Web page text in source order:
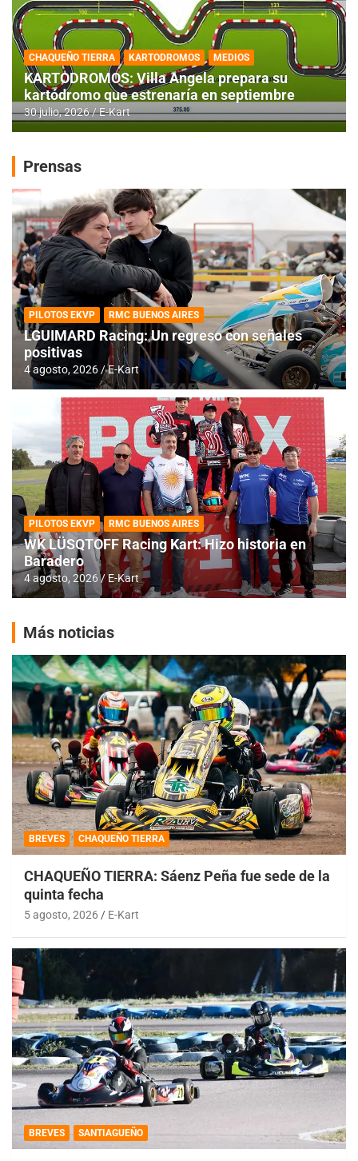
CHAQUEÑO TIERRA KARTODROMOS MEDIOS
KARTODROMOS: Villa Angela prepara su
kartódromo que estrenaría en septiembre
30 julio, 2026 E-Kart
Prensas
PILOTOS EKVP RMC BUENOS AIRES
LGUIMARD Racing: Un regreso con señales
positivas
4 agosto, 2026 E-Kart
PILOTOS EKVP RMC BUENOS AIRES
WK LÜSQTOFF Racing Kart: Hizo historia en
Baradero
4 agosto, 2026 E-Kart
Más noticias
BREVES CHAQUEÑO TIERRA
CHAQUEÑO TIERRA: Sáenz Peña fue sede de la
quinta fecha
5 agosto, 2026 E-Kart
BREVES SANTIAGUEÑO